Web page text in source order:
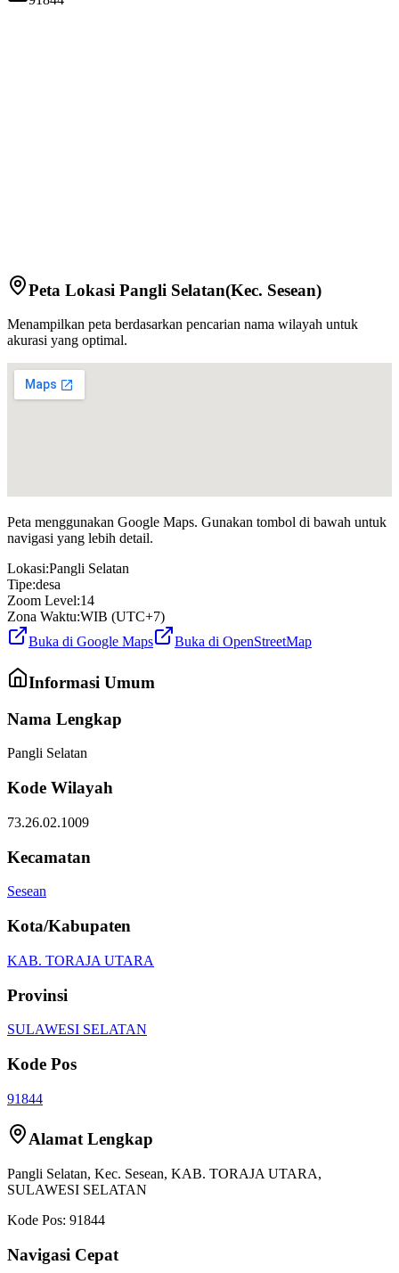
Peta Lokasi Pangli Selatan(Kec. Sesean)
Menampilkan peta berdasarkan pencarian nama wilayah untuk
akurasi yang optimal.
Peta menggunakan Google Maps. Gunakan tombol di bawah untuk
navigasi yang lebih detail.
Lokasi:Pangli Selatan
Tipe:desa
Zoom Level:14
Zona Waktu:WIB (UTC+7)
Buka di Google Maps
Buka di OpenStreetMap
Informasi Umum
Nama Lengkap
Pangli Selatan
Kode Wilayah
73.26.02.1009
Kecamatan
Sesean
Kota/Kabupaten
KAB. TORAJA UTARA
Provinsi
SULAWESI SELATAN
Kode Pos
91844
Alamat Lengkap
Pangli Selatan, Kec. Sesean, KAB. TORAJA UTARA,
SULAWESI SELATAN
Kode Pos: 91844
Navigasi Cepat